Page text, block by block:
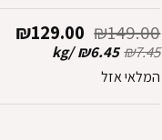
₪149.00 המחיר
המקורי
היה:
₪129.00
₪7.45
₪6.45
/
kg
המלאי אזל